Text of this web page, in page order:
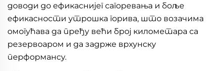
доводи до ефикаснијег сагоревања и боље
ефикасности утрошка горива, што возачима
омогућава да пређу већи број километара са
резервоаром и да задрже врхунску
перформансу.